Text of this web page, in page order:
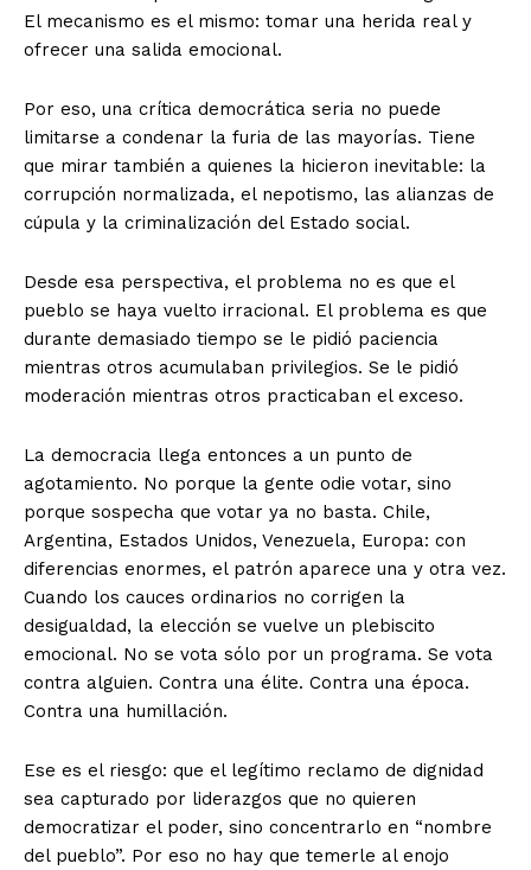
+ Todas las formas de lucha, potencialmente enlazadas
El mecanismo es el mismo: tomar una herida real y
ofrecer una salida emocional.
Por eso, una crítica democrática seria no puede
limitarse a condenar la furia de las mayorías. Tiene
que mirar también a quienes la hicieron inevitable: la
corrupción normalizada, el nepotismo, las alianzas de
cúpula y la criminalización del Estado social.
Desde esa perspectiva, el problema no es que el
pueblo se haya vuelto irracional. El problema es que
durante demasiado tiempo se le pidió paciencia
mientras otros acumulaban privilegios. Se le pidió
moderación mientras otros practicaban el exceso.
La democracia llega entonces a un punto de
agotamiento. No porque la gente odie votar, sino
porque sospecha que votar ya no basta. Chile,
Argentina, Estados Unidos, Venezuela, Europa: con
diferencias enormes, el patrón aparece una y otra vez.
Cuando los cauces ordinarios no corrigen la
desigualdad, la elección se vuelve un plebiscito
emocional. No se vota sólo por un programa. Se vota
contra alguien. Contra una élite. Contra una época.
Contra una humillación.
Ese es el riesgo: que el legítimo reclamo de dignidad
sea capturado por liderazgos que no quieren
democratizar el poder, sino concentrarlo en “nombre
del pueblo”. Por eso no hay que temerle al enojo